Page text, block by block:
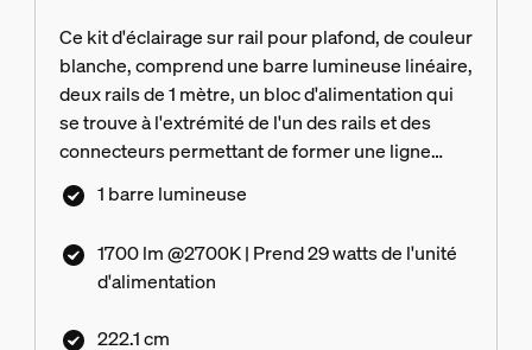
Ce kit d'éclairage sur rail pour plafond, de couleur
blanche, comprend une barre lumineuse linéaire,
deux rails de 1 mètre, un bloc d'alimentation qui
se trouve à l'extrémité de l'un des rails et des
connecteurs permettant de former une ligne
droite.
1 barre lumineuse
1700 lm @2700K | Prend 29 watts de l'unité
d'alimentation
222.1 cm